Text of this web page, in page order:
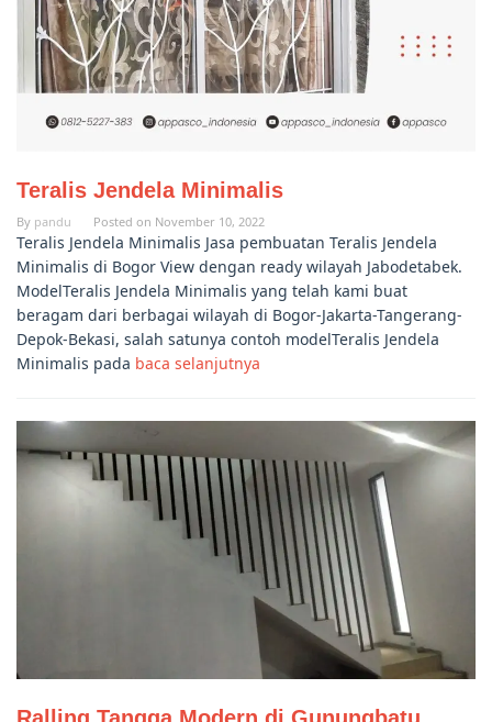
Teralis Jendela Minimalis
By pandu Posted on November 10, 2022
Teralis Jendela Minimalis Jasa pembuatan Teralis Jendela
Minimalis di Bogor View dengan ready wilayah Jabodetabek.
ModelTeralis Jendela Minimalis yang telah kami buat
beragam dari berbagai wilayah di Bogor-Jakarta-Tangerang-
Depok-Bekasi, salah satunya contoh modelTeralis Jendela
Minimalis pada baca selanjutnya